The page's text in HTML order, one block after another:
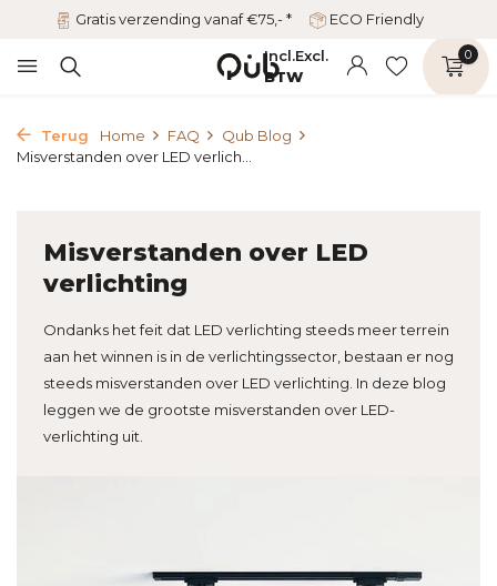
Gratis verzending vanaf €75,- * ECO Friendly
Incl.Excl.
BTW
0
Terug Home FAQ
Qub Blog
Misverstanden over LED verlich...
Misverstanden over LED
verlichting
Ondanks het feit dat LED verlichting steeds meer terrein
aan het winnen is in de verlichtingssector, bestaan er nog
steeds misverstanden over LED verlichting. In deze blog
leggen we de grootste misverstanden over LED-
verlichting uit.